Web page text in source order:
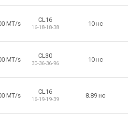
MT/s
CL16
16-18-18-38
10 нс
MT/s
CL30
30-36-36-96
10 нс
MT/s
CL16
16-19-19-39
8.89 нс